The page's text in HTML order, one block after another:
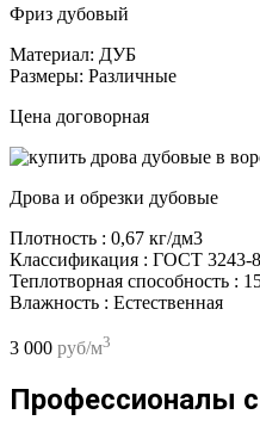
Фриз дубовый
Материал: ДУБ
Размеры: Различные
Цена договорная
Дрова и обрезки дубовые
Плотность : 0,67 кг/дм3
Классификация : ГОСТ 3243-
Теплотворная способность :
Влажность : Естественная
3 000 руб/м3
Профессионалы